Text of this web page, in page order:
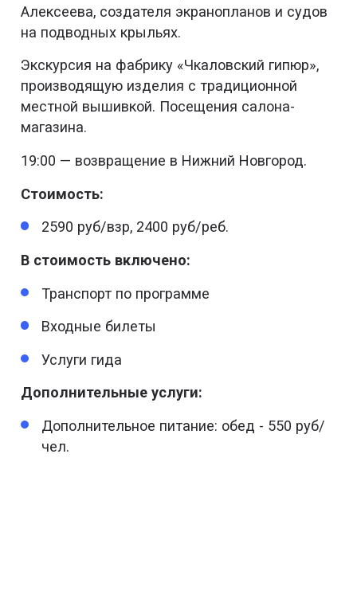
Алексеева, создателя экранопланов и судов
на подводных крыльях.
Экскурсия на фабрику «Чкаловский гипюр»,
производящую изделия с традиционной
местной вышивкой. Посещения салона-
магазина.
19:00 — возвращение в Нижний Новгород.
Стоимость:
2590 руб/взр, 2400 руб/реб.
В стоимость включено:
Транспорт по программе
Входные билеты
Услуги гида
Дополнительные услуги:
Дополнительное питание: обед - 550 руб/
чел.